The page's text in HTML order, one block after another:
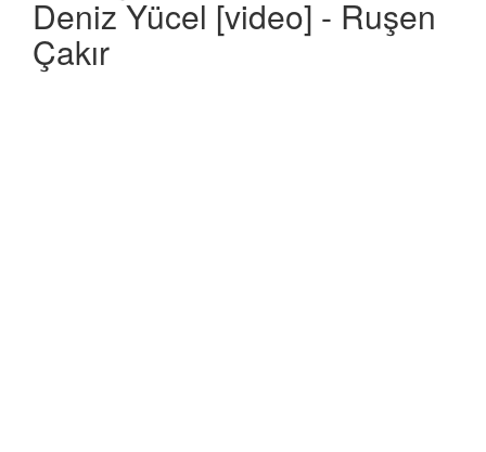
Deniz Yücel [video] - Ruşen
Çakır